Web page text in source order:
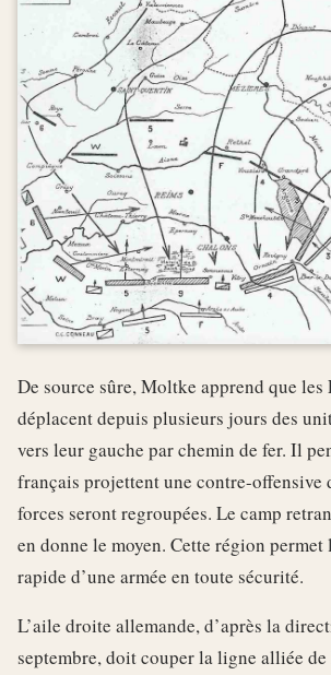
De source sûre, Moltke apprend que les
déplacent depuis plusieurs jours des
vers leur gauche par chemin de fer. Il
français projettent une contre-offensive
forces seront regroupées. Le camp
en donne le moyen. Cette région
rapide d’une armée en toute sécurité.
L’aile droite allemande, d’après la
septembre, doit couper la ligne alliée